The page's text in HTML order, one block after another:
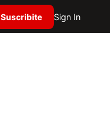
Suscribite Sign In